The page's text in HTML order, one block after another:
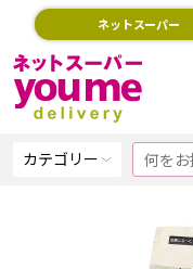
ネットスーパー
カテゴリー